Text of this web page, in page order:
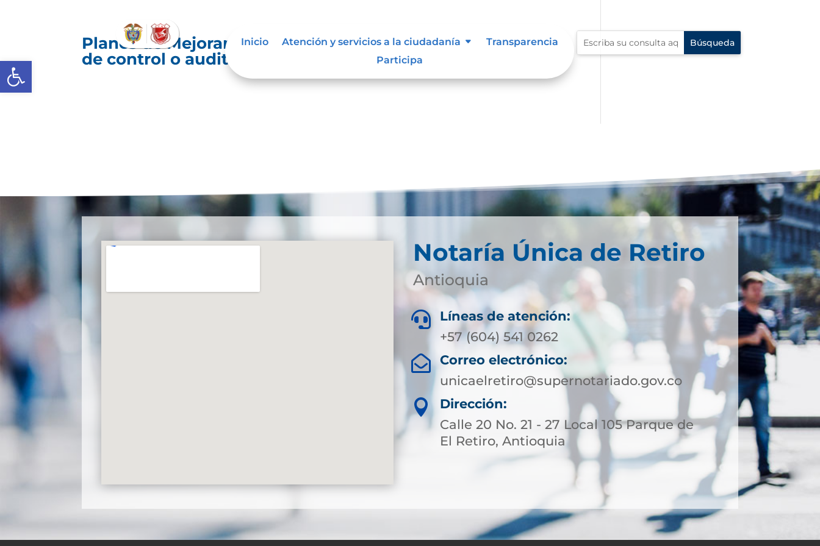
Abrir barra de herramientas
Inicio Atención y servicios a la ciudadanía
Transparencia
Participa
Planes de Mejoramiento vigentes exigidos por los entes
de control o auditoría externos o internos.
Notaría Única de Retiro
Antioquia

Líneas de atención:
+57 (604) 541 0262
 Correo electrónico:
unicaelretiro@supernotariado.gov.co

Dirección:
Calle 20 No. 21 - 27 Local 105 Parque de
El Retiro, Antioquia